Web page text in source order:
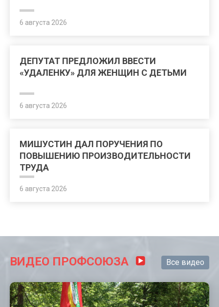
6 августа 2026
ДЕПУТАТ ПРЕДЛОЖИЛ ВВЕСТИ
«УДАЛЕНКУ» ДЛЯ ЖЕНЩИН С ДЕТЬМИ
6 августа 2026
МИШУСТИН ДАЛ ПОРУЧЕНИЯ ПО
ПОВЫШЕНИЮ ПРОИЗВОДИТЕЛЬНОСТИ
ТРУДА
6 августа 2026
ВИДЕО ПРОФСОЮЗА Все видео